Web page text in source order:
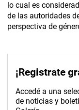
lo cual es
de las autoridades
perspectiva de
¡Registrate
Accedé a una
de noticias y